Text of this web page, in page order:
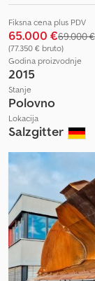
Fiksna cena plus PDV
65.000 €69.000 €
(77.350 € bruto)
Godina proizvodnje
2015
Stanje
Polovno
Lokacija
Salzgitter